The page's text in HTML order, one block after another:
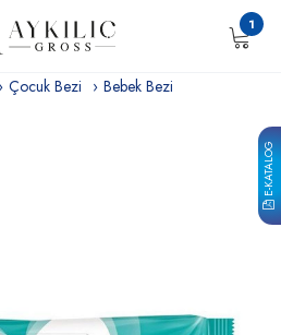
E-KATALOG
1
Çocuk Bezi Bebek Bezi